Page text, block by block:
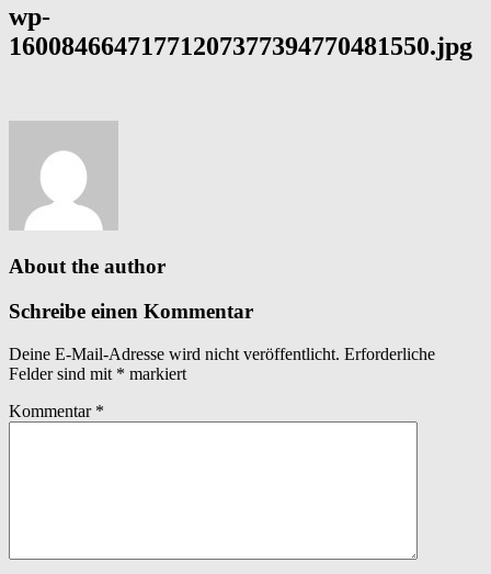
wp-
16008466471771207377394770481550.jpg
About the author
Schreibe einen Kommentar
Deine E-Mail-Adresse wird nicht veröffentlicht. Erforderliche
Felder sind mit * markiert
Kommentar *